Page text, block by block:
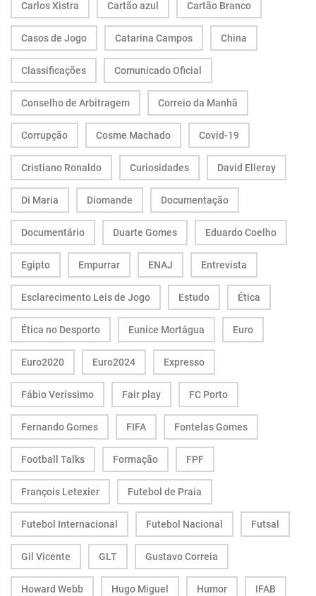
Carlos Xistra Cartão azul Cartão Branco
Casos de Jogo Catarina Campos China
Classificações Comunicado Oficial
Conselho de Arbitragem Correio da Manhã
Corrupção Cosme Machado Covid-19
Cristiano Ronaldo Curiosidades David Elleray
Di Maria Diomande Documentação
Documentário Duarte Gomes Eduardo Coelho
Egipto Empurrar ENAJ Entrevista
Esclarecimento Leis de Jogo Estudo Ética
Ética no Desporto Eunice Mortágua Euro
Euro2020 Euro2024 Expresso
Fábio Veríssimo Fair play FC Porto
Fernando Gomes FIFA Fontelas Gomes
Football Talks Formação FPF
François Letexier Futebol de Praia
Futebol Internacional Futebol Nacional Futsal
Gil Vicente GLT Gustavo Correia
Howard Webb Hugo Miguel Humor IFAB